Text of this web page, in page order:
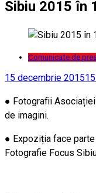
Sibiu 2015 în
Comunicate de
15 decembrie 2015
● Fotografii
de imagini.
● Expoziția face
Fotografie Focus